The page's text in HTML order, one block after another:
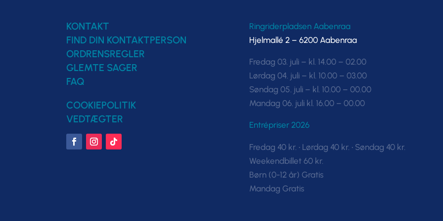
KONTAKT
FIND DIN KONTAKTPERSON
ORDRENSREGLER
GLEMTE SAGER
FAQ
COOKIEPOLITIK
VEDTÆGTER
Ringriderpladsen Aabenraa
Hjelmallé 2 – 6200 Aabenraa
Fredag 03. juli – kl. 14.00 – 02.00
Lørdag 04. juli – kl. 10.00 – 03.00
Søndag 05. juli – kl. 10.00 – 00.00
Mandag 06. juli kl. 16.00 – 00.00
Entrépriser 2026
Fredag 40 kr. • Lørdag 40 kr. • Søndag 40 kr.
Weekendbillet 60 kr.
Børn (0-12 år) Gratis
Mandag Gratis